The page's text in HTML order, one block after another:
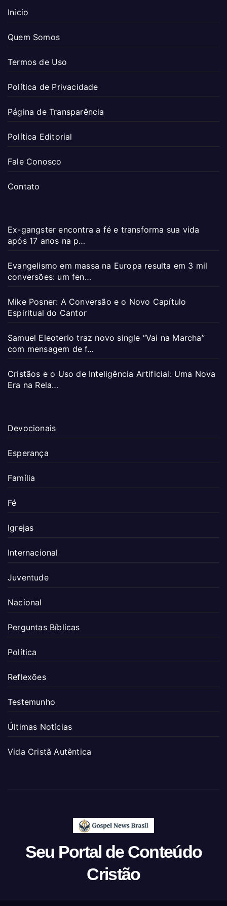
Inicio
Quem Somos
Termos de Uso
Política de Privacidade
Página de Transparência
Política Editorial
Fale Conosco
Contato
Ex-gangster encontra a fé e transforma sua vida
após 17 anos na p…
Evangelismo em massa na Europa resulta em 3 mil
conversões: um fen…
Mike Posner: A Conversão e o Novo Capítulo
Espiritual do Cantor
Samuel Eleoterio traz novo single “Vai na Marcha”
com mensagem de f…
Cristãos e o Uso de Inteligência Artificial: Uma Nova
Era na Rela…
Devocionais
Esperança
Família
Fé
Igrejas
Internacional
Juventude
Nacional
Perguntas Bíblicas
Política
Reflexões
Testemunho
Últimas Notícias
Vida Cristã Autêntica
Seu Portal de Conteúdo
Cristão